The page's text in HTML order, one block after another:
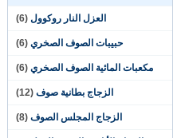
العزل النار روكوول (6)
حبيبات الصوف الصخري (6)
مكعبات المائية الصوف الصخري (6)
الزجاج بطانية صوف (12)
الزجاج المجلس الصوف (8)